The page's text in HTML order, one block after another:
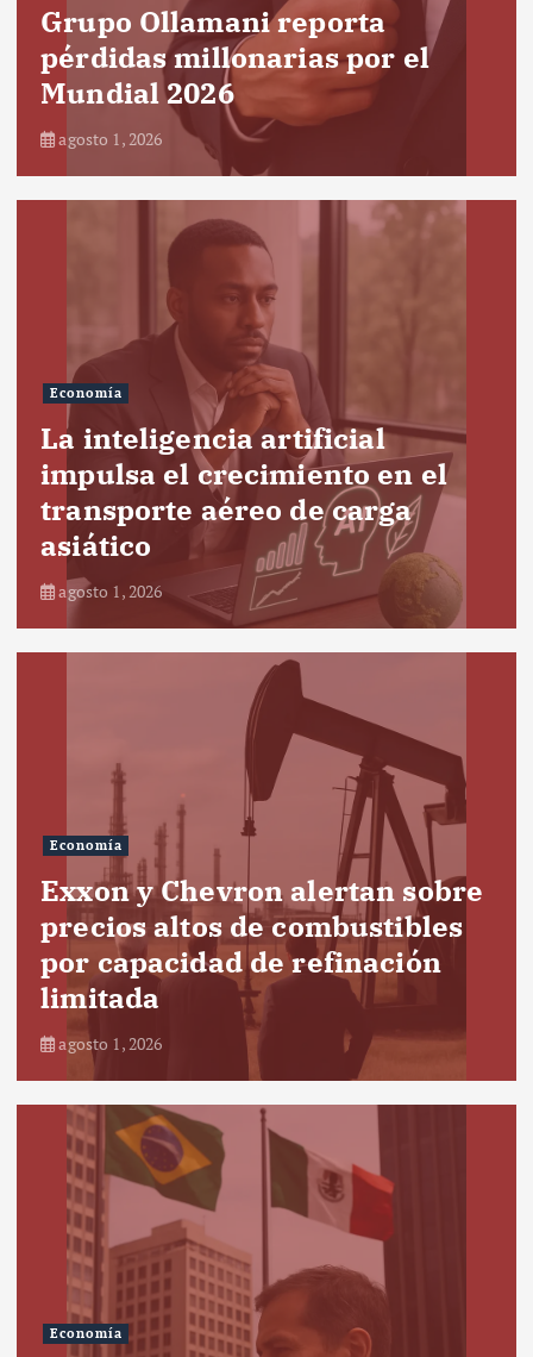
Grupo Ollamani reporta
pérdidas millonarias por el
Mundial 2026
agosto 1, 2026
Economía
La inteligencia artificial
impulsa el crecimiento en el
transporte aéreo de carga
asiático
agosto 1, 2026
Economía
Exxon y Chevron alertan sobre
precios altos de combustibles
por capacidad de refinación
limitada
agosto 1, 2026
Economía